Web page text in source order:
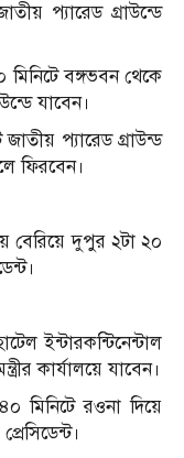
প্যারেড গ্রাউন্ডে
মিনিটে বঙ্গভবন থেকে
যাবেন।
জাতীয় প্যারেড গ্রাউন্ড
ফিরবেন।
বেরিয়ে দুপুর ২টা ২০
ইন্টারকন্টিনেন্টাল
কার্যালয়ে যাবেন।
মিনিটে রওনা দিয়ে